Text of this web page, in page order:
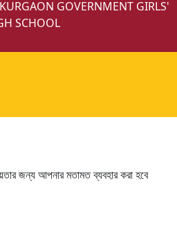
GOVERNMENT GIRLS'
SCHOOL
জন্য আপনার মতামত ব্যবহার করা হবে